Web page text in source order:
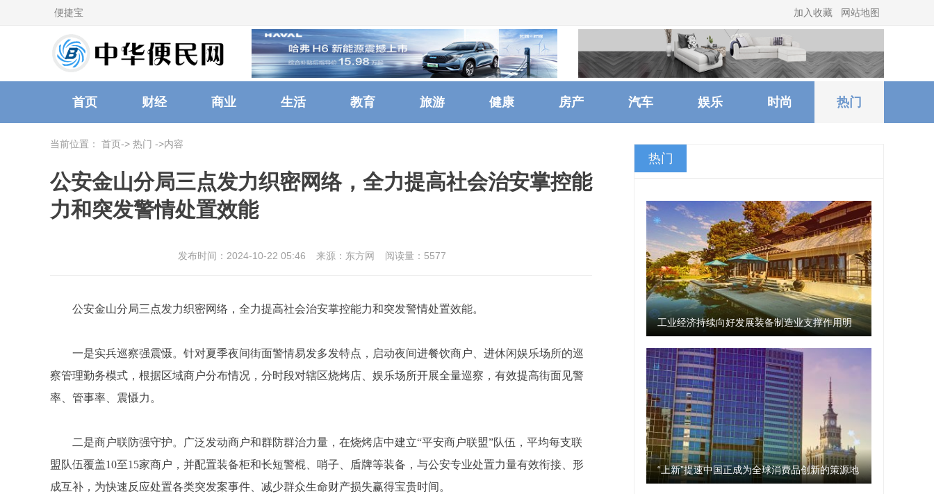
便捷宝 加入收藏 网站地图
首页 财经 商业 生活 教育 旅游 健康 房产 汽车 娱乐 时尚 热门
当前位置： 首页-> 热门 ->内容
公安金山分局三点发力织密网络，全力提高社会治安掌控能
力和突发警情处置效能
发布时间：2024-10-22 05:46 来源：东方网 阅读量：5577
公安金山分局三点发力织密网络，全力提高社会治安掌控能力和突发警情处置效能。
一是实兵巡察强震慑。针对夏季夜间街面警情易发多发特点，启动夜间进餐饮商户、进休闲娱乐场所的巡
察管理勤务模式，根据区域商户分布情况，分时段对辖区烧烤店、娱乐场所开展全量巡察，有效提高街面见警
率、管事率、震慑力。
二是商户联防强守护。广泛发动商户和群防群治力量，在烧烤店中建立“平安商户联盟”队伍，平均每支联
盟队伍覆盖10至15家商户，并配置装备柜和长短警棍、哨子、盾牌等装备，与公安专业处置力量有效衔接、形
成互补，为快速反应处置各类突发案事件、减少群众生命财产损失赢得宝贵时间。
热门
工业经济持续向好发展装备制造业支撑作用明
显
“上新”提速中国正成为全球消费品创新的策源地